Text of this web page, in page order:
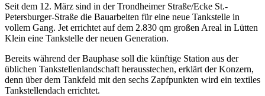
Seit dem 12. März sind in der Trondheimer Straße/Ecke St.-
Petersburger-Straße die Bauarbeiten für eine neue Tankstelle in
vollem Gang. Jet errichtet auf dem 2.830 qm großen Areal in Lütten
Klein eine Tankstelle der neuen Generation.
Bereits während der Bauphase soll die künftige Station aus der
üblichen Tankstellenlandschaft herausstechen, erklärt der Konzern,
denn über dem Tankfeld mit den sechs Zapfpunkten wird ein textiles
Tankstellendach errichtet.